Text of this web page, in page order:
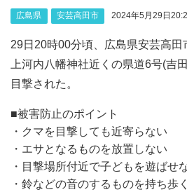
広島県 安芸高田市 2024年5月29日
29日20時00分頃、広島県安芸高田
上河内八幡神社近くの県道6号(吉
目撃された。
■被害防止のポイント
・クマを目撃しても近寄らない
・エサとなるものを放置しない
・目撃場所付近で子どもを遊ばせ
・鈴などの音のするものを持ち歩く